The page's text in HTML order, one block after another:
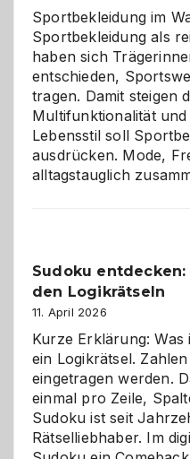
Sportbekleidung im
Sportbekleidung als
haben sich
entschieden,
tragen. Damit steigen
Multifunktionalität
Lebensstil soll
ausdrücken. Mode,
alltagstauglich
Sudoku
den Logikrätseln
11. April 2026
Kurze Erklärung:
ein Logikrätsel.
eingetragen werden.
einmal pro Zeile,
Sudoku ist seit
Rätselliebhaber. Im